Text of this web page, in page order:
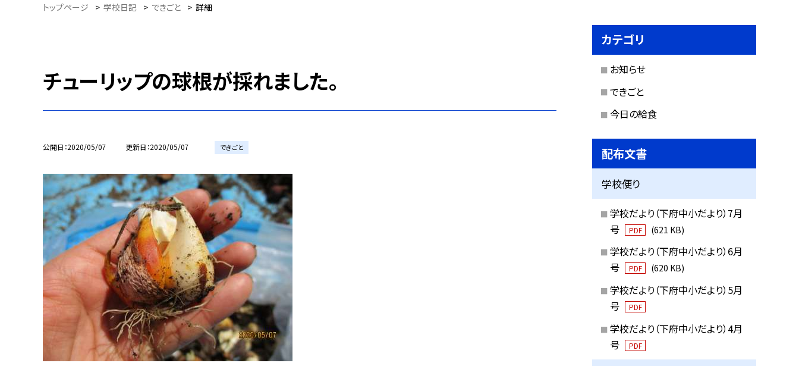
トップページ > 学校日記 > できごと > 詳細
チューリップの球根が採れました。
公開日 2020/05/07 更新日 2020/05/07 できごと
カテゴリ
お知らせ
できごと
今日の給食
配布文書
学校便り
学校だより（下府中小だより）7月
号
PDF (621 KB)
学校だより（下府中小だより）6月
号
PDF (620 KB)
学校だより（下府中小だより）5月
号
PDF
学校だより（下府中小だより）4月
号
PDF